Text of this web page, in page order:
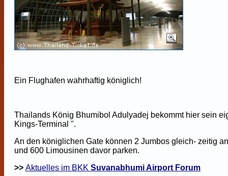
Ein Flughafen wahrhaftig königlich!
Thailands König Bhumibol Adulyadej bekommt hier sein
Kings-Terminal ".
An den königlichen Gate können 2 Jumbos gleich- zeitig
und 600 Limousinen davor parken.
>> Aktuelles im BKK Suvanabhumi Airport Forum